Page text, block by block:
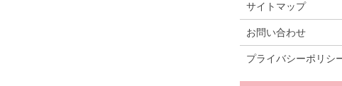
サイトマップ
お問い合わせ
プライバシーポリシ